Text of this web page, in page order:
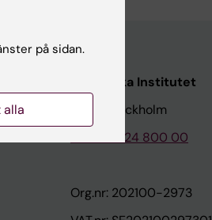
Karolinska Institutet
171 77 Stockholm
Tel: 08-524 800 00
Org.nr: 202100-2973
på sidan.
alla